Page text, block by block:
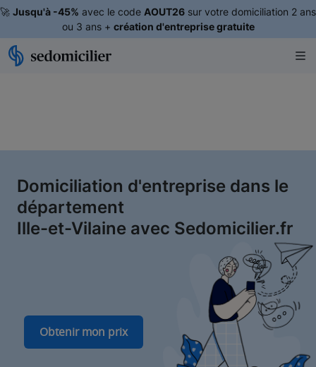
🚀 Jusqu'à -45% avec le code AOUT26 sur votre domiciliation 2 ans
ou 3 ans + création d'entreprise gratuite
Domiciliation d'entreprise dans le
département
Ille-et-Vilaine avec Sedomicilier.fr
Obtenir mon prix